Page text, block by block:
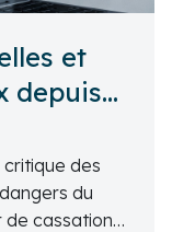
et
depuis
des
du
de cassation